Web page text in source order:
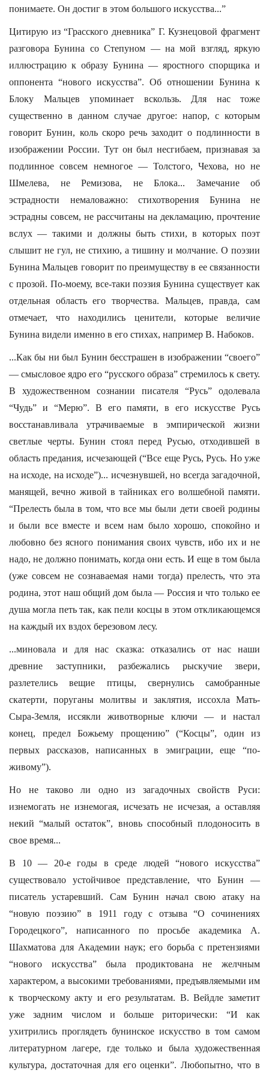
понимаете. Он достиг в этом большого искусства...”
Цитирую из “Грасского дневника” Г. Кузнецовой фрагмент
разговора Бунина со Степуном — на мой взгляд, яркую
иллюстрацию к образу Бунина — яростного спорщика и
оппонента “нового искусства”. Об отношении Бунина к
Блоку Мальцев упоминает вскользь. Для нас тоже
существенно в данном случае другое: напор, с которым
говорит Бунин, коль скоро речь заходит о подлинности в
изображении России. Тут он был несгибаем, признавая за
подлинное совсем немногое — Толстого, Чехова, но не
Шмелева, не Ремизова, не Блока... Замечание об
эстрадности немаловажно: стихотворения Бунина не
эстрадны совсем, не рассчитаны на декламацию, прочтение
вслух — такими и должны быть стихи, в которых поэт
слышит не гул, не стихию, а тишину и молчание. О поэзии
Бунина Мальцев говорит по преимуществу в ее связанности
с прозой. По-моему, все-таки поэзия Бунина существует как
отдельная область его творчества. Мальцев, правда, сам
отмечает, что находились ценители, которые величие
Бунина видели именно в его стихах, например В. Набоков.
...Как бы ни был Бунин бесстрашен в изображении “своего”
— смысловое ядро его “русского образа” стремилось к свету.
В художественном сознании писателя “Русь” одолевала
“Чудь” и “Мерю”. В его памяти, в его искусстве Русь
восстанавливала утрачиваемые в эмпирической жизни
светлые черты. Бунин стоял перед Русью, отходившей в
область предания, исчезающей (“Все еще Русь, Русь. Но уже
на исходе, на исходе”)... исчезнувшей, но всегда загадочной,
манящей, вечно живой в тайниках его волшебной памяти.
“Прелесть была в том, что все мы были дети своей родины
и были все вместе и всем нам было хорошо, спокойно и
любовно без ясного понимания своих чувств, ибо их и не
надо, не должно понимать, когда они есть. И еще в том была
(уже совсем не сознаваемая нами тогда) прелесть, что эта
родина, этот наш общий дом была — Россия и что только ее
душа могла петь так, как пели косцы в этом откликающемся
на каждый их вздох березовом лесу.
...миновала и для нас сказка: отказались от нас наши
древние заступники, разбежались рыскучие звери,
разлетелись вещие птицы, свернулись самобранные
скатерти, поруганы молитвы и заклятия, иссохла Мать-
Сыра-Земля, иссякли животворные ключи — и настал
конец, предел Божьему прощению” (“Косцы”, один из
первых рассказов, написанных в эмиграции, еще “по-
живому”).
Но не таково ли одно из загадочных свойств Руси:
изнемогать не изнемогая, исчезать не исчезая, а оставляя
некий “малый остаток”, вновь способный плодоносить в
свое время...
В 10 — 20-е годы в среде людей “нового искусства”
существовало устойчивое представление, что Бунин —
писатель устаревший. Сам Бунин начал свою атаку на
“новую поэзию” в 1911 году с отзыва “О сочинениях
Городецкого”, написанного по просьбе академика А.
Шахматова для Академии наук; его борьба с претензиями
“нового искусства” была продиктована не желчным
характером, а высокими требованиями, предъявляемыми им
к творческому акту и его результатам. В. Вейдле заметит
уже задним числом и больше риторически: “И как
ухитрились проглядеть бунинское искусство в том самом
литературном лагере, где только и была художественная
культура, достаточная для его оценки”. Любопытно, что в